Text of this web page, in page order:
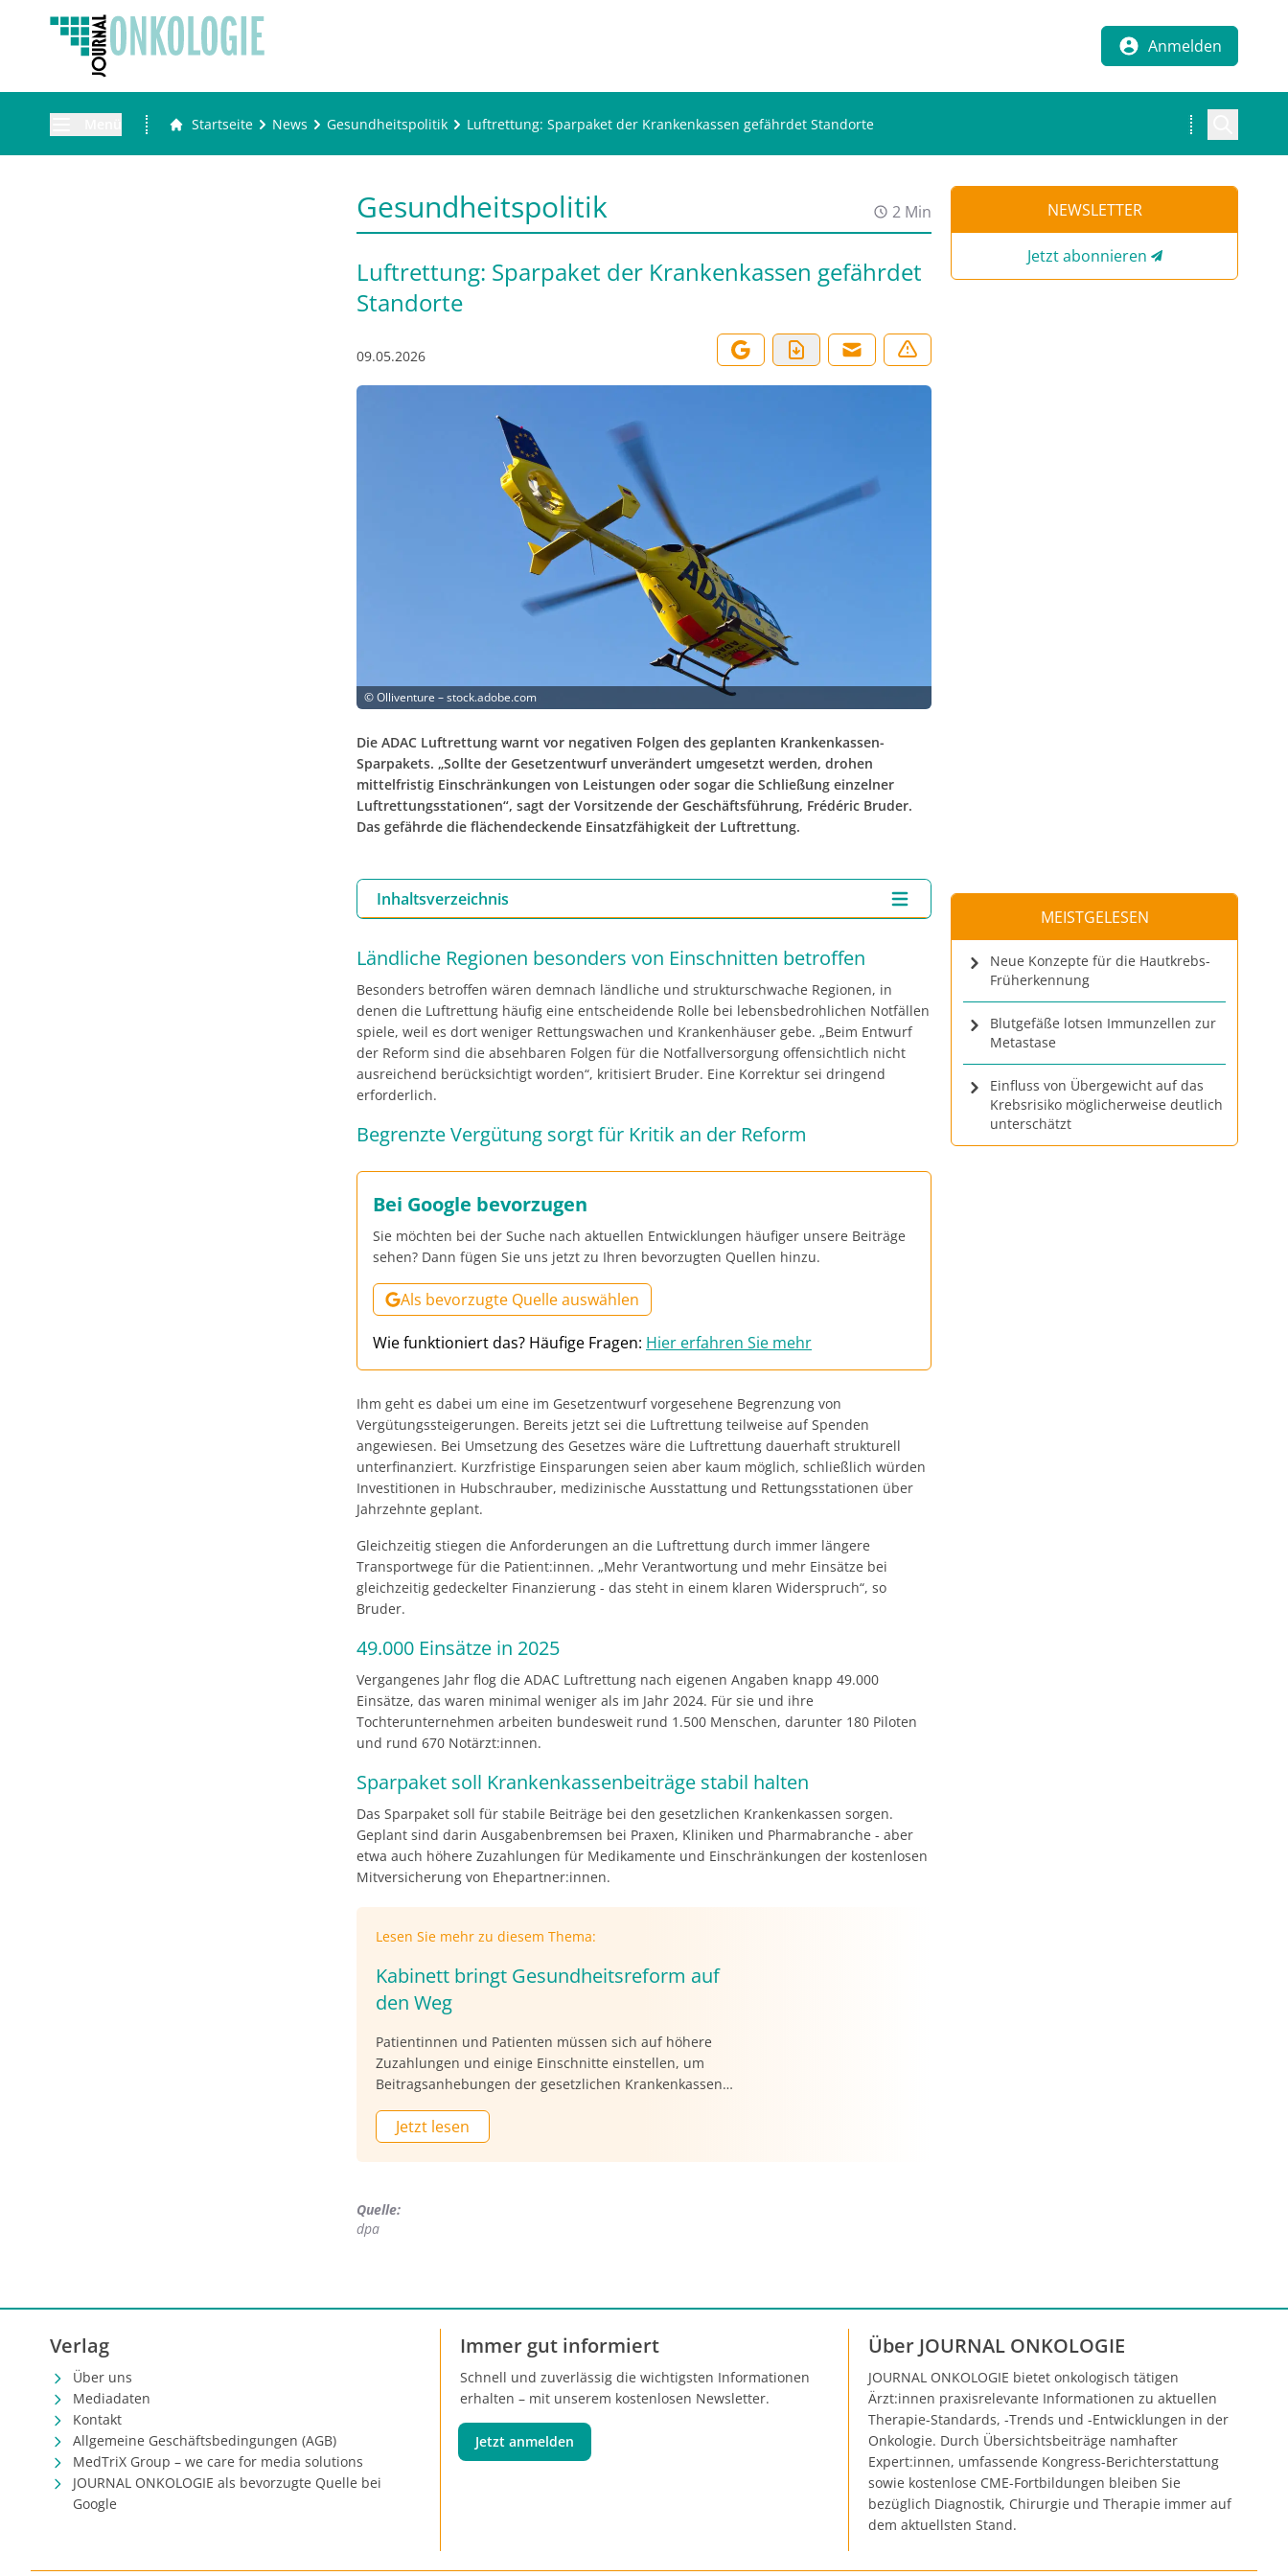
Anmelden
Startseite News Gesundheitspolitik Luftrettung: Sparpaket der Krankenkassen gefährdet Standorte
Gesundheitspolitik 2 Min
Luftrettung: Sparpaket der Krankenkassen gefährdet
Standorte
09.05.2026
©Olliventure – stock.adobe.com
Die ADAC Luftrettung warnt vor negativen Folgen des geplanten Krankenkassen-
Sparpakets. „Sollte der Gesetzentwurf unverändert umgesetzt werden, drohen
mittelfristig Einschränkungen von Leistungen oder sogar die Schließung einzelner
Luftrettungsstationen“, sagt der Vorsitzende der Geschäftsführung, Frédéric Bruder.
Das gefährde die flächendeckende Einsatzfähigkeit der Luftrettung.
Inhaltsverzeichnis
Ländliche Regionen besonders von Einschnitten betroffen
Besonders betroffen wären demnach ländliche und strukturschwache Regionen, in
denen die Luftrettung häufig eine entscheidende Rolle bei lebensbedrohlichen Notfällen
spiele, weil es dort weniger Rettungswachen und Krankenhäuser gebe. „Beim Entwurf
der Reform sind die absehbaren Folgen für die Notfallversorgung offensichtlich nicht
ausreichend berücksichtigt worden“, kritisiert Bruder. Eine Korrektur sei dringend
erforderlich.
Begrenzte Vergütung sorgt für Kritik an der Reform
Bei Google bevorzugen
Sie möchten bei der Suche nach aktuellen Entwicklungen häufiger unsere Beiträge
sehen? Dann fügen Sie uns jetzt zu Ihren bevorzugten Quellen hinzu.
Als bevorzugte Quelle auswählen
Wie funktioniert das? Häufige Fragen: Hier erfahren Sie mehr
Ihm geht es dabei um eine im Gesetzentwurf vorgesehene Begrenzung von
Vergütungssteigerungen. Bereits jetzt sei die Luftrettung teilweise auf Spenden
angewiesen. Bei Umsetzung des Gesetzes wäre die Luftrettung dauerhaft strukturell
unterfinanziert. Kurzfristige Einsparungen seien aber kaum möglich, schließlich würden
Investitionen in Hubschrauber, medizinische Ausstattung und Rettungsstationen über
Jahrzehnte geplant.
Gleichzeitig stiegen die Anforderungen an die Luftrettung durch immer längere
Transportwege für die Patient:innen. „Mehr Verantwortung und mehr Einsätze bei
gleichzeitig gedeckelter Finanzierung - das steht in einem klaren Widerspruch“, so
Bruder.
49.000 Einsätze in 2025
Vergangenes Jahr flog die ADAC Luftrettung nach eigenen Angaben knapp 49.000
Einsätze, das waren minimal weniger als im Jahr 2024. Für sie und ihre
Tochterunternehmen arbeiten bundesweit rund 1.500 Menschen, darunter 180 Piloten
und rund 670 Notärzt:innen.
Sparpaket soll Krankenkassenbeiträge stabil halten
Das Sparpaket soll für stabile Beiträge bei den gesetzlichen Krankenkassen sorgen.
Geplant sind darin Ausgabenbremsen bei Praxen, Kliniken und Pharmabranche - aber
etwa auch höhere Zuzahlungen für Medikamente und Einschränkungen der kostenlosen
Mitversicherung von Ehepartner:innen.
Lesen Sie mehr zu diesem Thema:
Kabinett bringt Gesundheitsreform auf
den Weg
Patientinnen und Patienten müssen sich auf höhere
Zuzahlungen und einige Einschnitte einstellen, um
Beitragsanhebungen der gesetzlichen Krankenkassen
Gesetzespläne von Gesundheitsministerin Nina Warken
(CDU) auf den Weg, die dazu auch Ausgabenbremsen
Beiträge kleiner ausfallen als zuerst geplant. Die Kassen
protestieren gegen Kürzungen von Steuermitteln.
Jetzt lesen
Quelle:
dpa
NEWSLETTER
Jetzt abonnieren
MEISTGELESEN
Neue Konzepte für die Hautkrebs-
Früherkennung
Blutgefäße lotsen Immunzellen zur
Metastase
Einfluss von Übergewicht auf das
Krebsrisiko möglicherweise deutlich
unterschätzt
Verlag
Über uns
Mediadaten
Kontakt
Allgemeine Geschäftsbedingungen (AGB)
MedTriX Group – we care for media solutions
JOURNAL ONKOLOGIE als bevorzugte Quelle bei
Google
Immer gut informiert
Schnell und zuverlässig die wichtigsten Informationen
erhalten – mit unserem kostenlosen Newsletter.
Jetzt anmelden
Über JOURNAL ONKOLOGIE
JOURNAL ONKOLOGIE bietet onkologisch tätigen
Ärzt:innen praxisrelevante Informationen zu aktuellen
Therapie-Standards, -Trends und -Entwicklungen in der
Onkologie. Durch Übersichtsbeiträge namhafter
Expert:innen, umfassende Kongress-Berichterstattung
sowie kostenlose CME-Fortbildungen bleiben Sie
bezüglich Diagnostik, Chirurgie und Therapie immer auf
dem aktuellsten Stand.